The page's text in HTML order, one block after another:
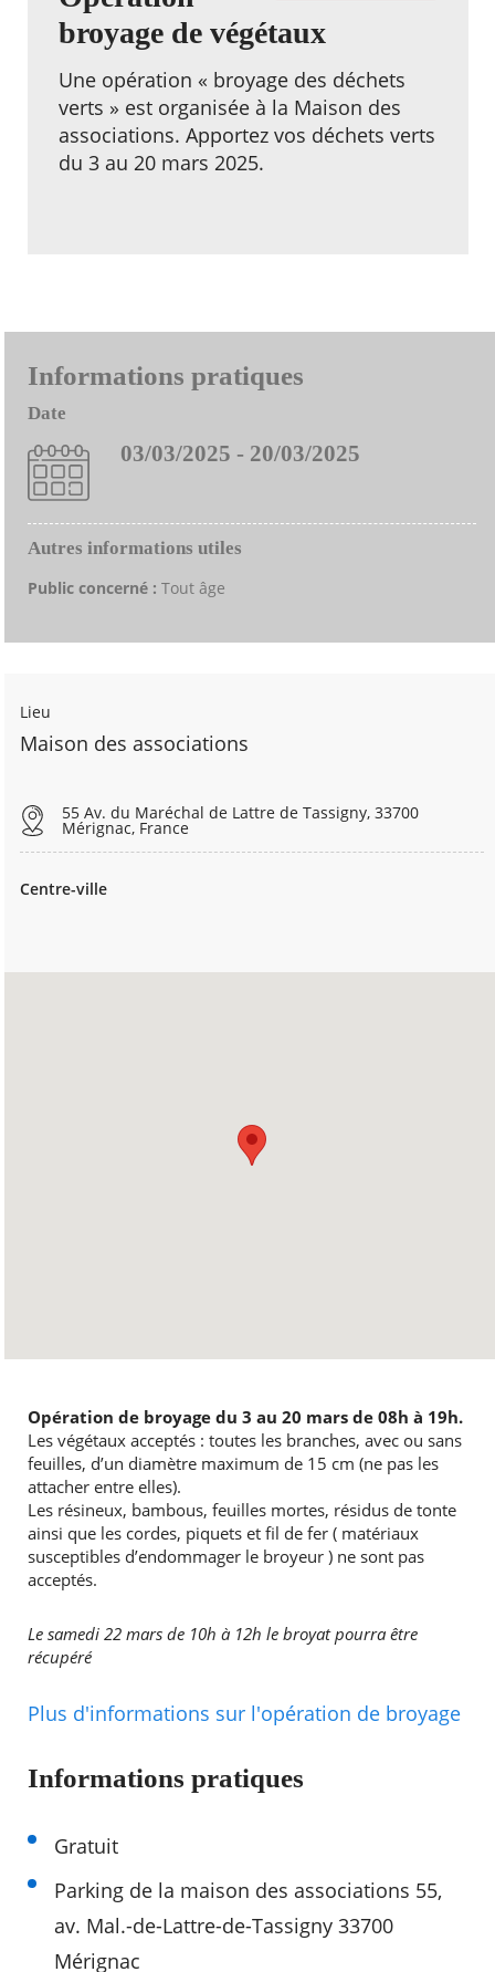
broyage de végétaux
Une opération « broyage des déchets
verts » est organisée à la Maison des
associations. Apportez vos déchets verts
du 3 au 20 mars 2025.
Informations pratiques
Date
03/03/2025 - 20/03/2025
Autres informations utiles
Public concerné : Tout âge
Lieu
Maison des associations
55 Av. du Maréchal de Lattre de Tassigny, 33700
Mérignac, France
Centre-ville
Opération de broyage du 3 au 20 mars de 08h à 19h.
Les végétaux acceptés : toutes les branches, avec ou sans
feuilles, d’un diamètre maximum de 15 cm (ne pas les
attacher entre elles).
Les résineux, bambous, feuilles mortes, résidus de tonte
ainsi que les cordes, piquets et fil de fer ( matériaux
susceptibles d’endommager le broyeur ) ne sont pas
acceptés.
Le samedi 22 mars de 10h à 12h le broyat pourra être
récupéré
Plus d'informations sur l'opération de broyage
Informations pratiques
Gratuit
Parking de la maison des associations 55,
av. Mal.-de-Lattre-de-Tassigny 33700
Mérignac